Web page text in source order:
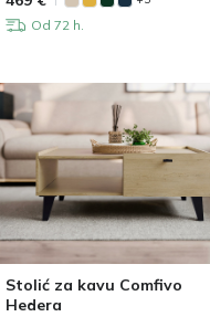
Od 72 h.
Stolić za kavu Comfivo
Hedera